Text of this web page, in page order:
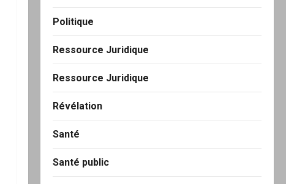
Politique
Ressource Juridique
Ressource Juridique
Révélation
Santé
Santé public